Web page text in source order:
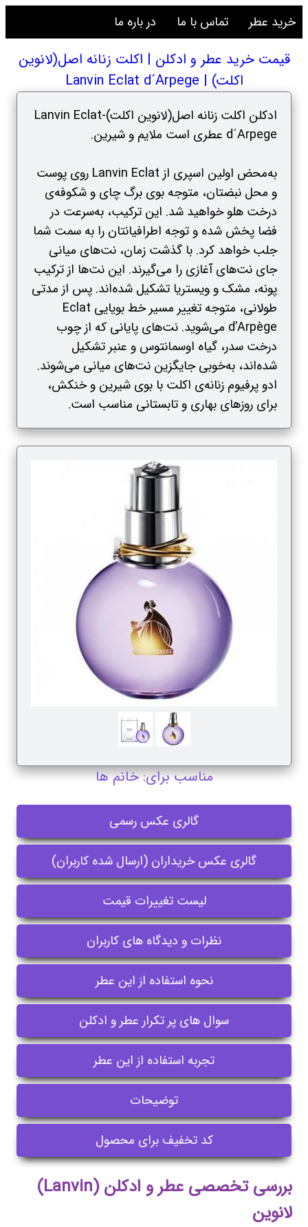
خرید عطر تماس با ما در باره ما
قیمت خرید عطر و ادکلن | اکلت زنانه اصل(لانوین
اکلت) | Lanvin Eclat d´Arpege
ادکلن اکلت زنانه اصل(لانوین اکلت)-Lanvin Eclat
d´Arpege عطری است ملایم و شیرین.
به‌محض اولین اسپری از Lanvin Eclat روی پوست
و محل نبضتان، متوجه بوی برگ چای و شکوفه‌ی
درخت هلو خواهید شد. این ترکیب، به‌سرعت در
فضا پخش شده و توجه اطرافیانتان را به سمت شما
جلب خواهد کرد. با گذشت زمان، نت‌های میانی
جای نت‌های آغازی را می‌گیرند. این نت‌ها از ترکیب
پونه، مشک و ویستریا تشکیل‌ شده‌اند. پس از مدتی
طولانی، متوجه تغییر مسیر خط بویایی Eclat
d’Arpège می‌شوید. نت‌های پایانی که از چوب
درخت سدر، گیاه اوسمانتوس و عنبر تشکیل
‌شده‌اند، به‌خوبی جایگزین نت‌های میانی می‌شوند.
ادو پرفیوم زنانه‌ی اکلت با بوی شیرین و خنکش،
برای روزهای بهاری و تابستانی مناسب است.
مناسب برای: خانم ها
گالری عکس رسمی
گالری عکس خریداران (ارسال شده کاربران)
لیست تغییرات قیمت
نظرات و دیدگاه های کاربران
نحوه استفاده از این عطر
سوال های پر تکرار عطر و ادکلن
تجربه استفاده از این عطر
توضیحات
کد تخفیف برای محصول
بررسی تخصصی عطر و ادکلن (Lanvin)
لانوین